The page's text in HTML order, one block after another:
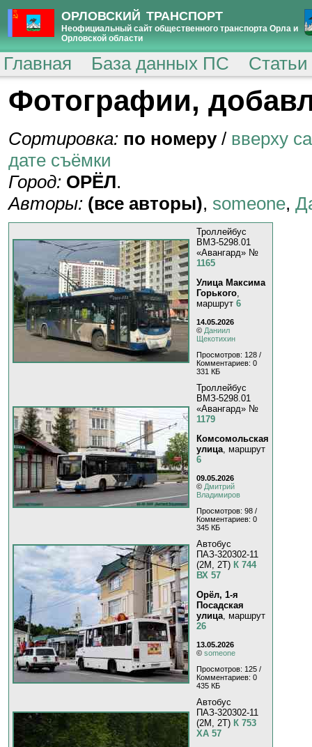
ОРЛОВСКИЙ ТРАНСПОРТ
Неофициальный сайт общественного транспорта Орла и
Орловской области
Главная База данных ПС
Фотографии,
Сортировка: по номеру/ вверху
дате съёмки
Город: ОРЁЛ.
Авторы: (все авторы), someone,
Троллейбус
ВМЗ-5298.01
«Авангард» №
1165
Улица Максима
Горького,
маршрут 6
14.05.2026
© Даниил
Щекотихин
Просмотров: 128 /
Комментариев: 0
331 КБ
Троллейбус
ВМЗ-5298.01
«Авангард» №
1179
Комсомольская
улица, маршрут
6
09.05.2026
© Дмитрий
Владимиров
Просмотров: 98 /
Комментариев: 0
345 КБ
Автобус
ПАЗ-320302-11
(2M, 2T) К 744
ВХ 57
Орёл, 1-я
Посадская
улица, маршрут
26
13.05.2026
© someone
Просмотров: 125 /
Комментариев: 0
435 КБ
Автобус
ПАЗ-320302-11
(2M, 2T) К 753
ХА 57